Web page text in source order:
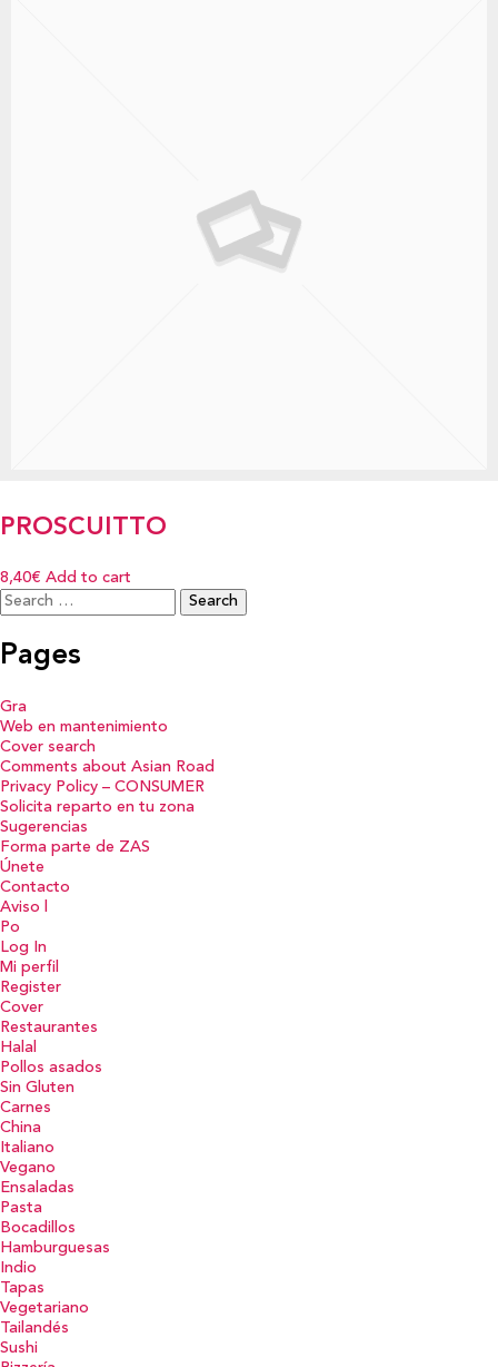
PROSCUITTO
8,40€ Add to cart
Search
for:
Pages
Gra
Web en mantenimiento
Cover search
Comments about Asian Road
Privacy Policy – CONSUMER
Solicita reparto en tu zona
Sugerencias
Forma parte de ZAS
Únete
Contacto
Aviso l
Po
Log In
Mi perfil
Register
Cover
Restaurantes
Halal
Pollos asados
Sin Gluten
Carnes
China
Italiano
Vegano
Ensaladas
Pasta
Bocadillos
Hamburguesas
Indio
Tapas
Vegetariano
Tailandés
Sushi